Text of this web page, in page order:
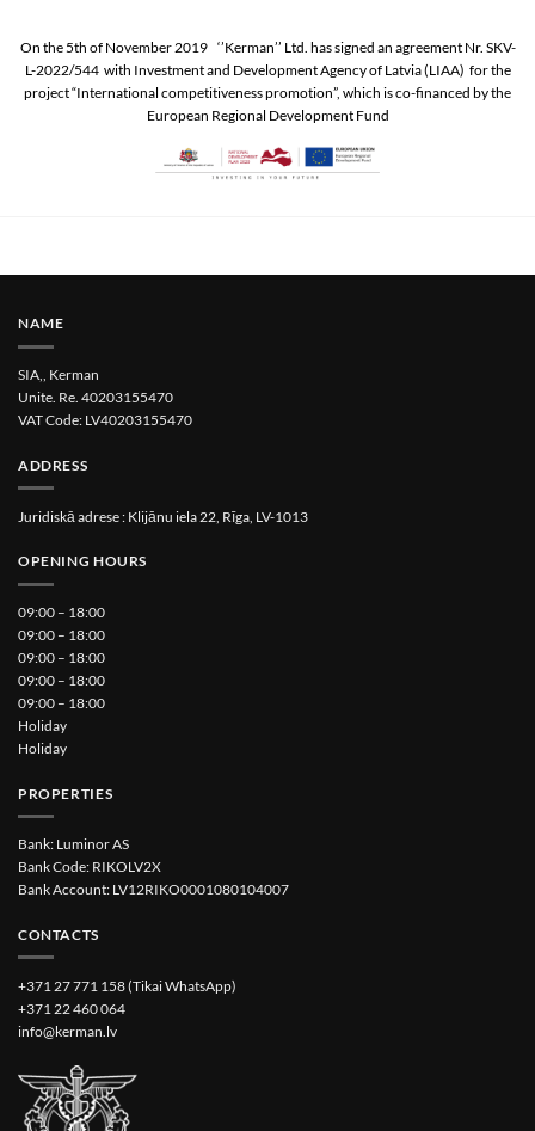
On the 5th of November 2019 ‘’Kerman’’ Ltd. has signed an agreement Nr. SKV-
L-2022/544 with Investment and Development Agency of Latvia (LIAA) for the
project “International competitiveness promotion”, which is co-financed by the
European Regional Development Fund
NAME
SIA,, Kerman
Unite. Re. 40203155470
VAT Code: LV40203155470
ADDRESS
Juridiskā adrese : Klijānu iela 22, Rīga, LV-1013
OPENING HOURS
09:00 – 18:00
09:00 – 18:00
09:00 – 18:00
09:00 – 18:00
09:00 – 18:00
Holiday
Holiday
PROPERTIES
Bank: Luminor AS
Bank Code: RIKOLV2X
Bank Account: LV12RIKO0001080104007
CONTACTS
+371 27 771 158 (Tikai WhatsApp)
+371 22 460 064
info@kerman.lv